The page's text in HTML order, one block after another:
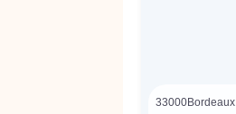
33000Bordeaux